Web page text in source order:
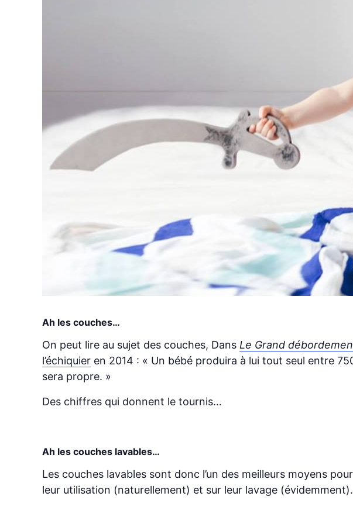
Ah les couches…
On peut lire au sujet des couches, Dans Le Grand
l’échiquier en 2014 : « Un bébé produira à lui tout seul entre
sera propre. »
Des chiffres qui donnent le tournis…
Ah les couches lavables…
Les couches lavables sont donc l’un des meilleurs moyens
leur utilisation (naturellement) et sur leur lavage (évidemment).